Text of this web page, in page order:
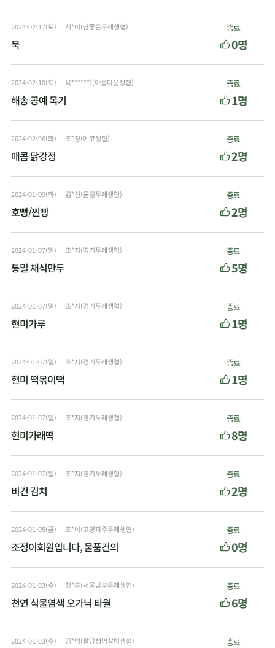
2024-02-17(토) 서*이(참좋은두레생협)
묵
종료
0명
2024-02-10(토) 육******)(아름다운생협)
해송 공예 목기
종료
1명
2024-02-06(화) 조*정(에코생협)
매콤 닭강정
종료
2명
2024-01-09(화) 김*선(울림두레생협)
호빵/찐빵
종료
2명
2024-01-07(일) 조*지(경기두레생협)
통밀 채식만두
종료
5명
2024-01-07(일) 조*지(경기두레생협)
현미가루
종료
1명
2024-01-07(일) 조*지(경기두레생협)
현미 떡볶이떡
종료
1명
2024-01-07(일) 조*지(경기두레생협)
현미가래떡
종료
8명
2024-01-07(일) 조*지(경기두레생협)
비건 김치
종료
2명
2024-01-05(금) 조*이(고양파주두레생협)
조정이회원입니다, 물품건의
종료
0명
2024-01-03(수) 정*훈(서울남부두레생협)
천연 식물염색 오가닉 타월
종료
6명
2024-01-03(수) 김*덕(팔당생명살림생협) 종료